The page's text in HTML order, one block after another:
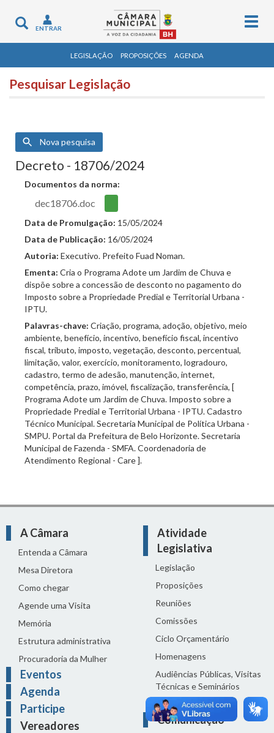
Toggle
navigation
ENTRAR
LEGISLAÇÃO PROPOSIÇÕES AGENDA
Pesquisar Legislação
Nova pesquisa
Decreto - 18706/2024
Documentos da norma:
dec18706.doc
Data de Promulgação: 15/05/2024
Data de Publicação: 16/05/2024
Autoria: Executivo. Prefeito Fuad Noman.
Ementa: Cria o Programa Adote um Jardim de Chuva e
dispõe sobre a concessão de desconto no pagamento do
Imposto sobre a Propriedade Predial e Territorial Urbana -
IPTU.
Palavras-chave: Criação, programa, adoção, objetivo, meio
ambiente, benefício, incentivo, benefício fiscal, incentivo
fiscal, tributo, imposto, vegetação, desconto, percentual,
limitação, valor, exercício, monitoramento, logradouro,
cadastro, termo de adesão, manutenção, internet,
competência, prazo, imóvel, fiscalização, transferência, [
Programa Adote um Jardim de Chuva. Imposto sobre a
Propriedade Predial e Territorial Urbana - IPTU. Cadastro
Técnico Municipal. Secretaria Municipal de Política Urbana -
SMPU. Portal da Prefeitura de Belo Horizonte. Secretaria
Municipal de Fazenda - SMFA. Coordenadoria de
Atendimento Regional - Care ].
A Câmara
Entenda a Câmara
Mesa Diretora
Como chegar
Agende uma Visita
Memória
Estrutura administrativa
Procuradoria da Mulher
Eventos
Agenda
Participe
Vereadores
Atividade
Legislativa
Legislação
Proposições
Reuniões
Comissões
Ciclo Orçamentário
Homenagens
Audiências Públicas, Visitas
Técnicas e Seminários
Distribuição do dia
Comunicação